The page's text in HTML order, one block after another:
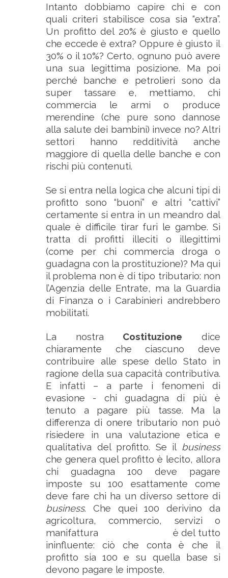
Intanto dobbiamo capire chi e con
quali criteri stabilisce cosa sia “extra”.
Un profitto del 20% è giusto e quello
che eccede è extra? Oppure è giusto il
30% o il 10%? Certo, ognuno può avere
una sua legittima posizione. Ma poi
perché banche e petrolieri sono da
super tassare e, mettiamo, chi
commercia le armi o produce
merendine (che pure sono dannose
alla salute dei bambini) invece no? Altri
settori hanno redditività anche
maggiore di quella delle banche e con
rischi più contenuti.
Se si entra nella logica che alcuni tipi di
profitto sono “buoni” e altri “cattivi”
certamente si entra in un meandro dal
quale è difficile tirar furi le gambe. Si
tratta di profitti illeciti o illegittimi
(come per chi commercia droga o
guadagna con la prostituzione)? Ma qui
il problema non è di tipo tributario: non
l’Agenzia delle Entrate, ma la Guardia
di Finanza o i Carabinieri andrebbero
mobilitati.
La nostra Costituzione dice
chiaramente che ciascuno deve
contribuire alle spese dello Stato in
ragione della sua capacità contributiva.
E infatti – a parte i fenomeni di
evasione - chi guadagna di più è
tenuto a pagare più tasse. Ma la
differenza di onere tributario non può
risiedere in una valutazione etica e
qualitativa del profitto. Se il business
che genera quel profitto è lecito, allora
chi guadagna 100 deve pagare
imposte su 100 esattamente come
deve fare chi ha un diverso settore di
business. Che quei 100 derivino da
agricoltura, commercio, servizi o
manifattura è del tutto
ininfluente: ciò che conta è che il
profitto sia 100 e su quella base si
devono pagare le imposte.